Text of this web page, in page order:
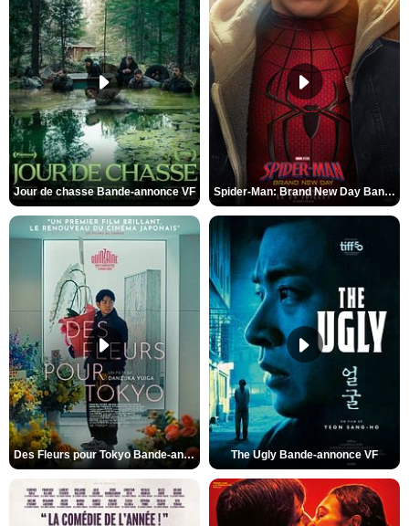
Jour de chasse Bande-annonce VF Spider-Man: Brand New Day Bande-annonce (3) VO STFR
Des Fleurs pour Tokyo Bande-annonce VO STFR The Ugly Bande-annonce VF